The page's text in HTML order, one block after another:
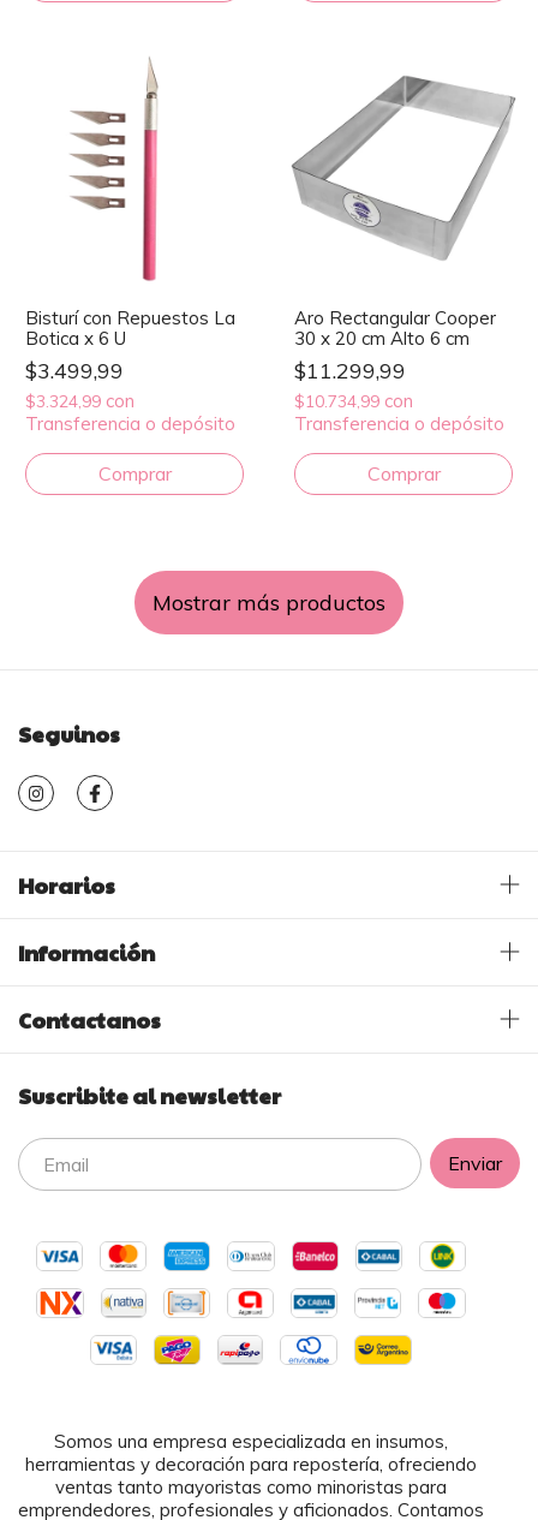
Bisturí con Repuestos La
Botica x 6 U
$3.499,99
$3.324,99 con
Transferencia o depósito
Aro Rectangular Cooper
30 x 20 cm Alto 6 cm
$11.299,99
$10.734,99 con
Transferencia o depósito
Mostrar más productos
Seguinos
Horarios
Información
Contactanos
Suscribite al newsletter
Somos una empresa especializada en insumos,
herramientas y decoración para repostería, ofreciendo
ventas tanto mayoristas como minoristas para
emprendedores, profesionales y aficionados. Contamos